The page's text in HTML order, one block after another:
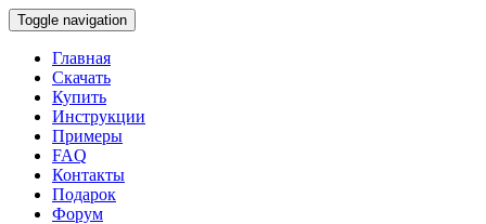
Toggle navigation
Главная
Скачать
Купить
Инструкции
Примеры
FAQ
Контакты
Подарок
Форум